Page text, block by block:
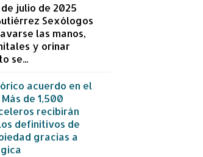
julio de 2025
Sexólogos
las manos,
y orinar
se...
acuerdo en el
Más de 1,500
recibirán
definitivos de
gracias a